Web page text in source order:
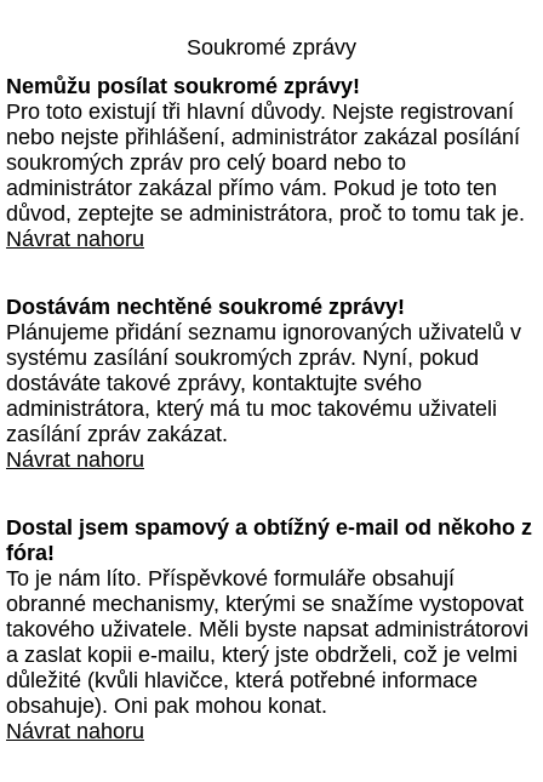
Soukromé zprávy
Nemůžu posílat soukromé zprávy!
Pro toto existují tři hlavní důvody. Nejste registrovaní
nebo nejste přihlášení, administrátor zakázal posílání
soukromých zpráv pro celý board nebo to
administrátor zakázal přímo vám. Pokud je toto ten
důvod, zeptejte se administrátora, proč to tomu tak je.
Návrat nahoru
Dostávám nechtěné soukromé zprávy!
Plánujeme přidání seznamu ignorovaných uživatelů v
systému zasílání soukromých zpráv. Nyní, pokud
dostáváte takové zprávy, kontaktujte svého
administrátora, který má tu moc takovému uživateli
zasílání zpráv zakázat.
Návrat nahoru
Dostal jsem spamový a obtížný e-mail od někoho z
fóra!
To je nám líto. Příspěvkové formuláře obsahují
obranné mechanismy, kterými se snažíme vystopovat
takového uživatele. Měli byste napsat administrátorovi
a zaslat kopii e-mailu, který jste obdrželi, což je velmi
důležité (kvůli hlavičce, která potřebné informace
obsahuje). Oni pak mohou konat.
Návrat nahoru